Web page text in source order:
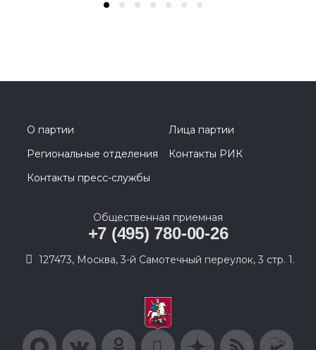
О партии
Лица партии
Региональные отделения
Контакты РИК
Контакты пресс-службы
Общественная приемная
+7 (495) 780-00-26
127473, Москва, 3-й Самотечный переулок, 3 стр. 1.